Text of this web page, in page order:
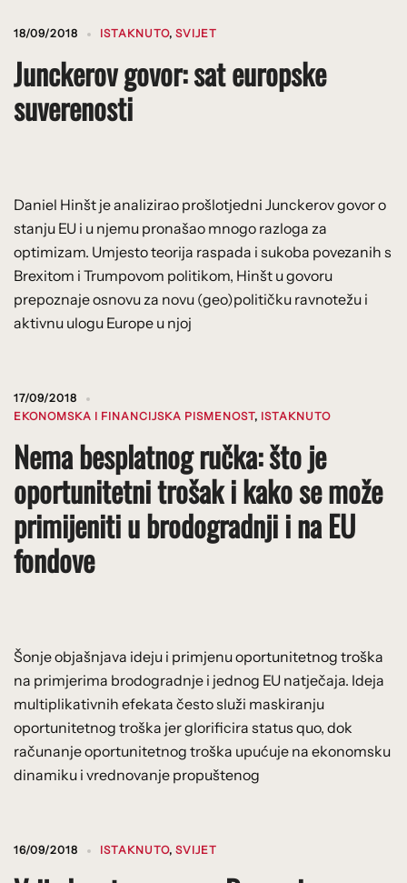
18/09/2018 ISTAKNUTO, SVIJET
Junckerov govor: sat europske
suverenosti
Daniel Hinšt je analizirao prošlotjedni Junckerov govor o
stanju EU i u njemu pronašao mnogo razloga za
optimizam. Umjesto teorija raspada i sukoba povezanih s
Brexitom i Trumpovom politikom, Hinšt u govoru
prepoznaje osnovu za novu (geo)političku ravnotežu i
aktivnu ulogu Europe u njoj
17/09/2018
EKONOMSKA I FINANCIJSKA PISMENOST, ISTAKNUTO
Nema besplatnog ručka: što je
oportunitetni trošak i kako se može
primijeniti u brodogradnji i na EU
fondove
Šonje objašnjava ideju i primjenu oportunitetnog troška
na primjerima brodogradnje i jednog EU natječaja. Ideja
multiplikativnih efekata često služi maskiranju
oportunitetnog troška jer glorificira status quo, dok
računanje oportunitetnog troška upućuje na ekonomsku
dinamiku i vrednovanje propuštenog
16/09/2018 ISTAKNUTO, SVIJET